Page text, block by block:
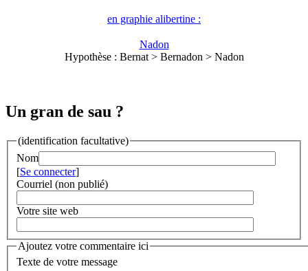
en graphie alibertine :
Nadon
Hypothèse : Bernat > Bernadon > Nadon
Un gran de sau ?
(identification facultative)
Nom
[Se connecter]
Courriel (non publié)
Votre site web
Ajoutez votre commentaire ici
Texte de votre message